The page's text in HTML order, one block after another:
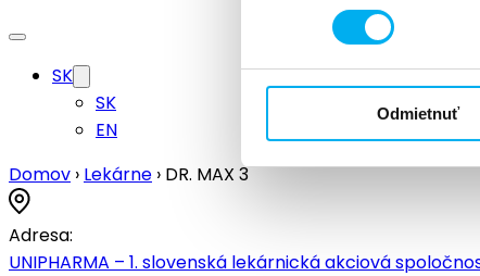
Odmietnuť
SK
SK
EN
Domov › Lekárne › DR. MAX 3
Adresa:
UNIPHARMA – 1. slovenská lekárnická akciová